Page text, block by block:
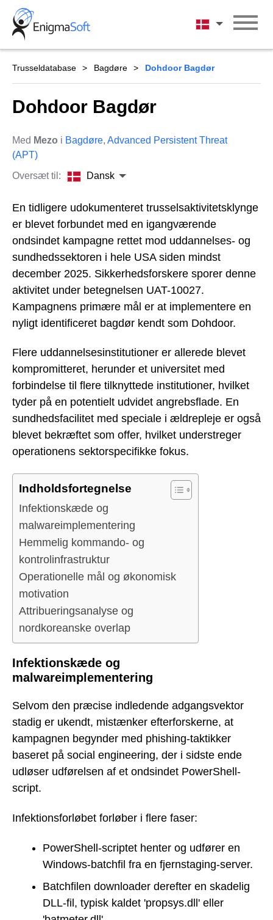
Skip
content
Dansk
Trusseldatabase Bagdøre Dohdoor Bagdør
Dohdoor Bagdør
Med Mezo i Bagdøre, Advanced Persistent Threat
(APT)
Oversæt til:
Dansk
En tidligere udokumenteret trusselsaktivitetsklynge
er blevet forbundet med en igangværende
ondsindet kampagne rettet mod uddannelses- og
sundhedssektoren i hele USA siden mindst
december 2025. Sikkerhedsforskere sporer denne
aktivitet under betegnelsen UAT-10027.
Kampagnens primære mål er at implementere en
nyligt identificeret bagdør kendt som Dohdoor.
Flere uddannelsesinstitutioner er allerede blevet
kompromitteret, herunder et universitet med
forbindelse til flere tilknyttede institutioner, hvilket
tyder på en potentielt udvidet angrebsflade. En
sundhedsfacilitet med speciale i ældrepleje er også
blevet bekræftet som offer, hvilket understreger
operationens sektorspecifikke fokus.
Indholdsfortegnelse
Infektionskæde og
malwareimplementering
Hemmelig kommando- og
kontrolinfrastruktur
Operationelle mål og økonomisk
motivation
Attribueringsanalyse og
nordkoreanske overlap
Infektionskæde og
malwareimplementering
Selvom den præcise indledende adgangsvektor
stadig er ukendt, mistænker efterforskerne, at
kampagnen begynder med phishing-taktikker
baseret på social engineering, der i sidste ende
udløser udførelsen af et ondsindet PowerShell-
script.
Infektionsforløbet forløber i flere faser:
PowerShell-scriptet henter og udfører en
Windows-batchfil fra en fjernstaging-server.
Batchfilen downloader derefter en skadelig
DLL-fil, typisk kaldet 'propsys.dll' eller